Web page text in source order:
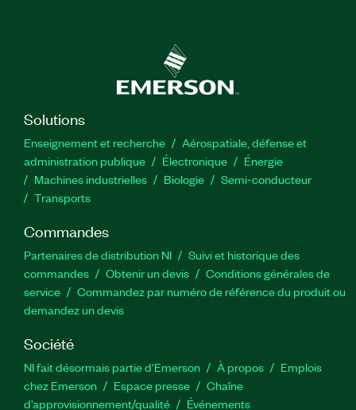
Solutions
Enseignement et recherche
Aérospatiale, défense et
administration publique
Électronique
Énergie​
Machines industrielles
Biologie
Semi-conducteur
Transports
Commandes
Partenaires de distribution NI
Suivi et historique des
commandes
Obtenir un devis
Conditions générales de
service
Commandez par numéro de référence du produit ou
demandez un devis
Société
NI fait désormais partie d'Emerson À propos
Emplois
chez Emerson
Espace presse
Chaîne
d’approvisionnement/qualité
Événements